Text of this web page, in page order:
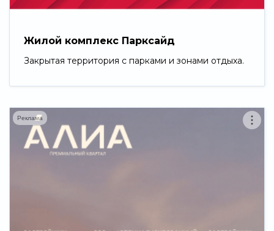
Жилой комплекс Парксайд
Закрытая территория с парками и зонами отдыха.
Реклама